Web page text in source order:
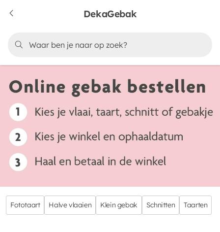
DekaGebak
Fototaart Halve vlaaien Klein gebak Schnitten Taarten